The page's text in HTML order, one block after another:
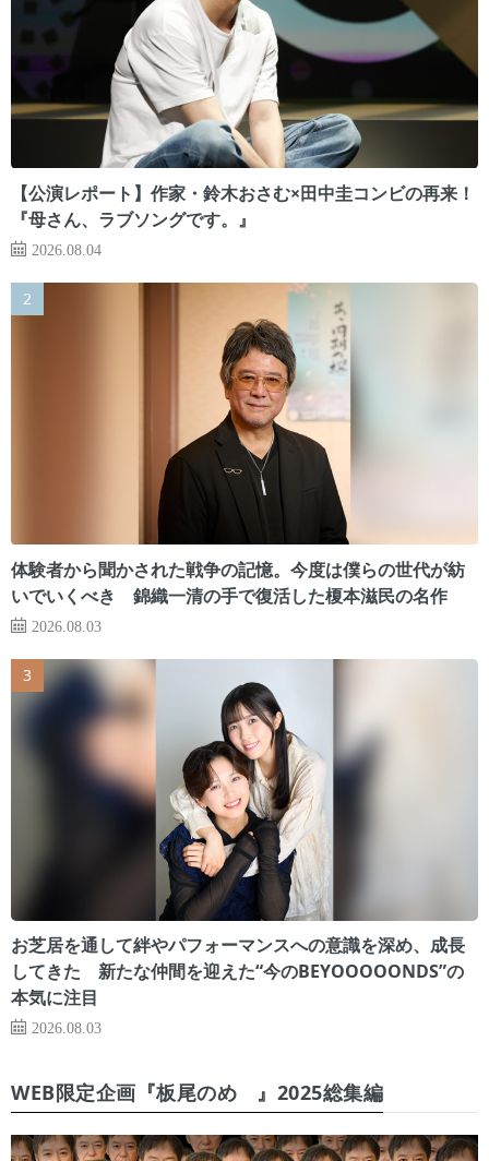
【公演レポート】作家・鈴木おさむ×田中圭コンビの再来！
『母さん、ラブソングです。』
2026.08.04
体験者から聞かされた戦争の記憶。今度は僕らの世代が紡
いでいくべき 錦織一清の手で復活した榎本滋民の名作
2026.08.03
お芝居を通して絆やパフォーマンスへの意識を深め、成長
してきた 新たな仲間を迎えた“今のBEYOOOOONDS”の
本気に注目
2026.08.03
WEB限定企画『板尾のめ゙』2025総集編